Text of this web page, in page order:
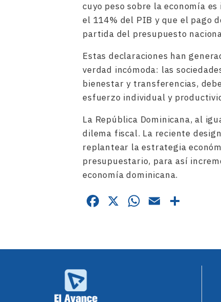
cuyo peso sobre la economía
el 114% del PIB y que el pago
partida del presupuesto
Estas declaraciones han
verdad incómoda: las
bienestar y transferencias,
esfuerzo individual y
La República Dominicana, al
dilema fiscal. La reciente
replantear la estrategia
presupuestario, para así
economía dominicana.
Facebook
X WhatsApp
Email